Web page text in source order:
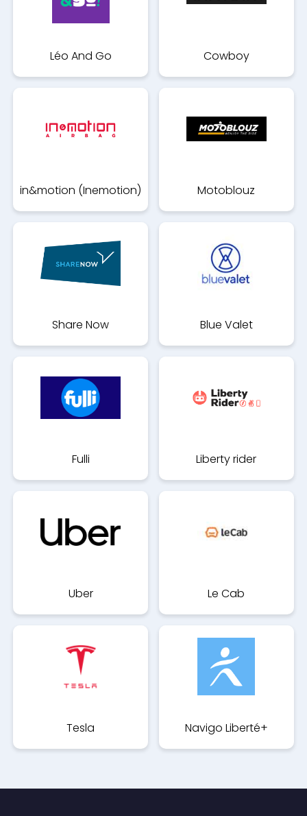
Léo And Go Cowboy
in&motion (Inemotion) Motoblouz
Share Now Blue Valet
Fulli Liberty rider
Uber Le Cab
Tesla Navigo Liberté+